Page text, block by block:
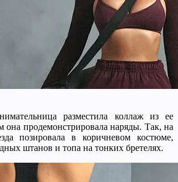
разместила коллаж из ее
она продемонстрировала наряды. Так, на
позировала в коричневом костюме,
штанов и топа на тонких бретелях.